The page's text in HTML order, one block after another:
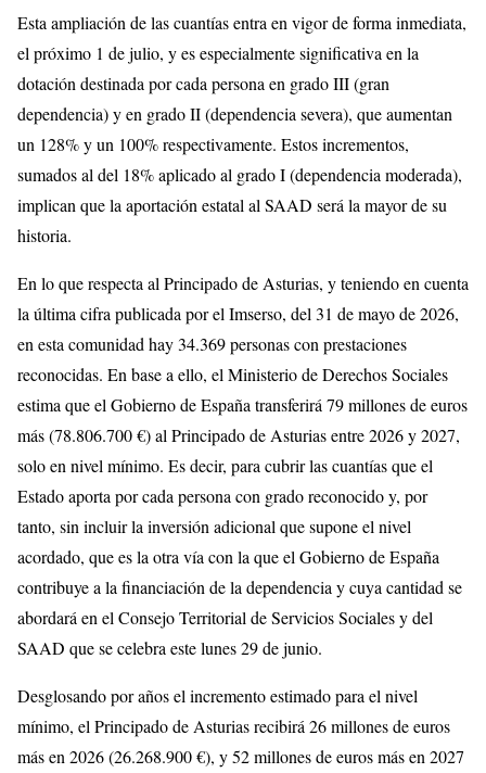
Esta ampliación de las cuantías entra en vigor de forma inmediata,
el próximo 1 de julio, y es especialmente significativa en la
dotación destinada por cada persona en grado III (gran
dependencia) y en grado II (dependencia severa), que aumentan
un 128% y un 100% respectivamente. Estos incrementos,
sumados al del 18% aplicado al grado I (dependencia moderada),
implican que la aportación estatal al SAAD será la mayor de su
historia.
En lo que respecta al Principado de Asturias, y teniendo en cuenta
la última cifra publicada por el Imserso, del 31 de mayo de 2026,
en esta comunidad hay 34.369 personas con prestaciones
reconocidas. En base a ello, el Ministerio de Derechos Sociales
estima que el Gobierno de España transferirá 79 millones de euros
más (78.806.700 €) al Principado de Asturias entre 2026 y 2027,
solo en nivel mínimo. Es decir, para cubrir las cuantías que el
Estado aporta por cada persona con grado reconocido y, por
tanto, sin incluir la inversión adicional que supone el nivel
acordado, que es la otra vía con la que el Gobierno de España
contribuye a la financiación de la dependencia y cuya cantidad se
abordará en el Consejo Territorial de Servicios Sociales y del
SAAD que se celebra este lunes 29 de junio.
Desglosando por años el incremento estimado para el nivel
mínimo, el Principado de Asturias recibirá 26 millones de euros
más en 2026 (26.268.900 €), y 52 millones de euros más en 2027